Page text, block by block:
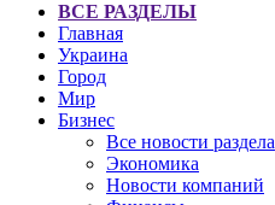
ВСЕ РАЗДЕЛЫ
Главная
Украина
Город
Мир
Бизнес
Все новости раздела
Экономика
Новости компаний